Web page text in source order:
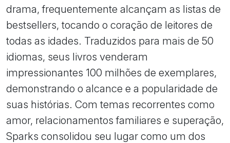
drama, frequentemente alcançam as listas de
bestsellers, tocando o coração de leitores de
todas as idades. Traduzidos para mais de 50
idiomas, seus livros venderam
impressionantes 100 milhões de exemplares,
demonstrando o alcance e a popularidade de
suas histórias. Com temas recorrentes como
amor, relacionamentos familiares e superação,
Sparks consolidou seu lugar como um dos